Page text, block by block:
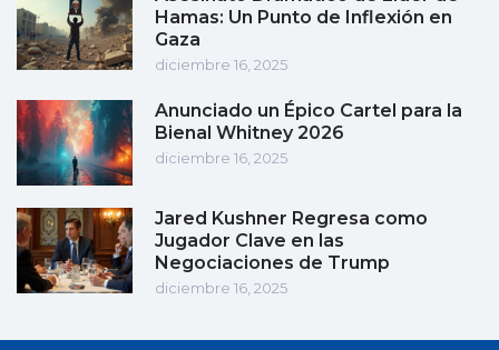
Hamas: Un Punto de Inflexión en
Gaza
diciembre 16, 2025
Anunciado un Épico Cartel para la
Bienal Whitney 2026
diciembre 16, 2025
Jared Kushner Regresa como
Jugador Clave en las
Negociaciones de Trump
diciembre 16, 2025